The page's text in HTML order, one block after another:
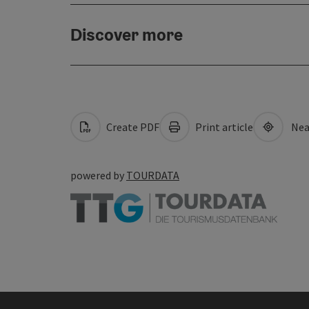
Discover more
Create PDF Print article
powered by TOURDATA